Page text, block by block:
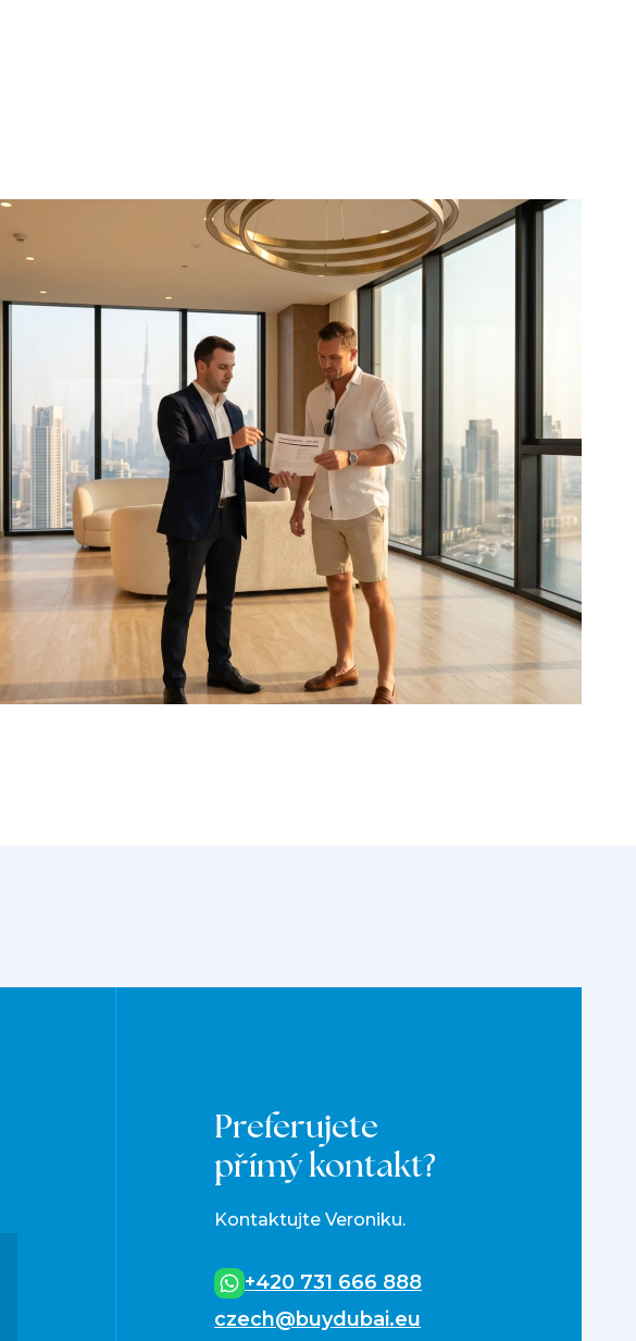
Preferujete
přímý kontakt?
Kontaktujte Veroniku.
+420 731 666 888
czech@buydubai.eu